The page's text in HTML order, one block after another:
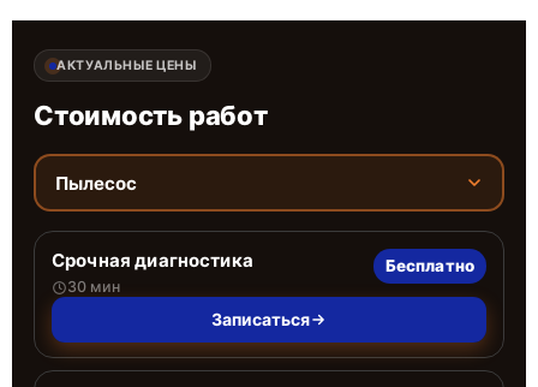
АКТУАЛЬНЫЕ ЦЕНЫ
Стоимость работ
Пылесос
Срочная диагностика
30 мин
Бесплатно
Записаться